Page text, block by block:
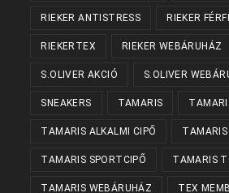
RIEKER ANTISTRESS RIEKER
RIEKERTEX RIEKER WEBÁRUHÁZ
S.OLIVER AKCIÓ S.OLIVER
SNEAKERS TAMARIS
TAMARIS ALKALMI CIPŐ
TAMARIS SPORTCIPŐ TAMARIS
TAMARIS WEBÁRUHÁZ TEX